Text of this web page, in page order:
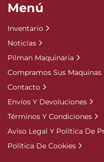
Menú
Inventario
Noticias
Pilman Maquinaria
Compramos Sus Maquinas
Contacto
Envíos Y Devoluciones
Términos Y Condiciones
Aviso Legal Y Política De
Política De Cookies